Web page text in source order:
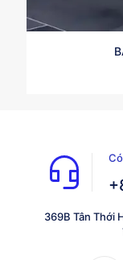
369B Tân Thới